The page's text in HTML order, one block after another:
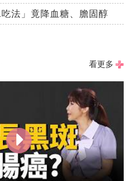
法」竟降血糖、膽固醇
看更多